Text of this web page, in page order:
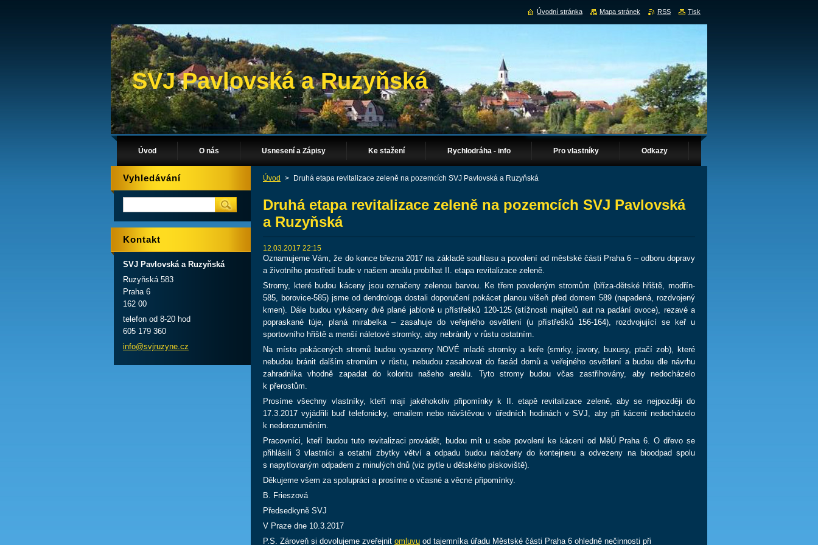
SVJ Pavlovská a Ruzyňská
Úvod O nás Usnesení a Zápisy Ke stažení Rychlodráha - info Pro vlastníky Odkazy
Úvod > Druhá etapa revitalizace zeleně na pozemcích SVJ Pavlovská a Ruzyňská
Druhá etapa revitalizace zeleně na pozemcích SVJ Pavlovská
a Ruzyňská
12.03.2017 22:15
Oznamujeme Vám, že do konce března 2017 na základě souhlasu a povolení od městské části Praha 6 – odboru dopravy
a životního prostředí bude v našem areálu probíhat II. etapa revitalizace zeleně.
Stromy, které budou káceny jsou označeny zelenou barvou. Ke třem povoleným stromům (bříza-dětské hřiště, modřín-
585, borovice-585) jsme od dendrologa dostali doporučení pokácet planou višeň před domem 589 (napadená, rozdvojený
kmen). Dále budou vykáceny dvě plané jabloně u přístřešků 120-125 (stížnosti majitelů aut na padání ovoce), rezavé a
popraskané túje, planá mirabelka – zasahuje do veřejného osvětlení (u přístřešků 156-164), rozdvojující se keř u
sportovního hřiště a menší náletové stromky, aby nebránily v růstu ostatním.
Na místo pokácených stromů budou vysazeny NOVÉ mladé stromky a keře (smrky, javory, buxusy, ptačí zob), které
nebudou bránit dalším stromům v růstu, nebudou zasahovat do fasád domů a veřejného osvětlení a budou dle návrhu
zahradníka vhodně zapadat do koloritu našeho areálu. Tyto stromy budou včas zastřihovány, aby nedocházelo
k přerostům.
Prosíme všechny vlastníky, kteří mají jakéhokoliv připomínky k II. etapě revitalizace zeleně, aby se nejpozději do
17.3.2017 vyjádřili buď telefonicky, emailem nebo návštěvou v úředních hodinách v SVJ, aby při kácení nedocházelo
k nedorozuměním.
Pracovníci, kteří budou tuto revitalizaci provádět, budou mít u sebe povolení ke kácení od MěÚ Praha 6. O dřevo se
přihlásili 3 vlastníci a ostatní zbytky větví a odpadu budou naloženy do kontejneru a odvezeny na bioodpad spolu
s napytlovaným odpadem z minulých dnů (viz pytle u dětského pískoviště).
Děkujeme všem za spolupráci a prosíme o včasné a věcné připomínky.
B. Frieszová
Předsedkyně SVJ
V Praze dne 10.3.2017
P.S. Zároveň si dovolujeme zveřejnit omluvu od tajemníka úřadu Městské části Praha 6 ohledně nečinnosti při
Vyhledávání
Kontakt
SVJ Pavlovská a Ruzyňská
Ruzyňská 583
Praha 6
162 00
telefon od 8-20 hod
605 179 360
info@svjruzyne.cz
Úvodní stránka Mapa stránek RSS Tisk